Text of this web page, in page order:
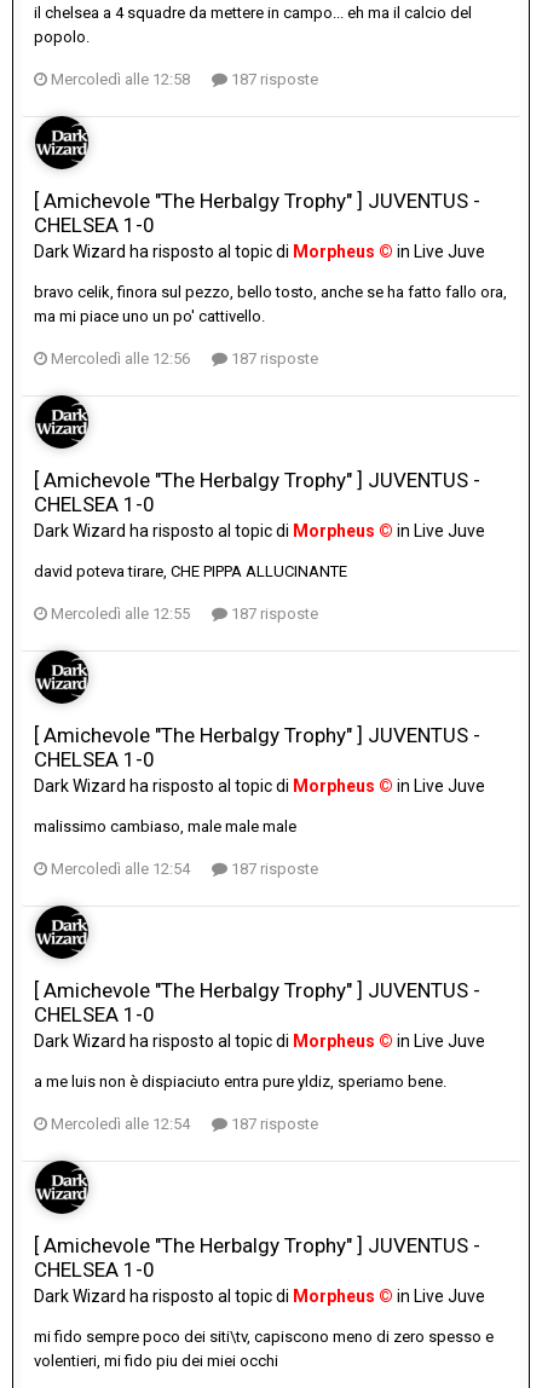
il chelsea a 4 squadre da mettere in campo... eh ma il calcio del
popolo.
Mercoledì alle 12:58 187 risposte
[ Amichevole "The Herbalgy Trophy" ] JUVENTUS -
CHELSEA 1-0
Dark Wizard ha risposto al topic di Morpheus © in Live Juve
bravo celik, finora sul pezzo, bello tosto, anche se ha fatto fallo ora,
ma mi piace uno un po' cattivello.
Mercoledì alle 12:56 187 risposte
[ Amichevole "The Herbalgy Trophy" ] JUVENTUS -
CHELSEA 1-0
Dark Wizard ha risposto al topic di Morpheus © in Live Juve
david poteva tirare, CHE PIPPA ALLUCINANTE
Mercoledì alle 12:55 187 risposte
[ Amichevole "The Herbalgy Trophy" ] JUVENTUS -
CHELSEA 1-0
Dark Wizard ha risposto al topic di Morpheus © in Live Juve
malissimo cambiaso, male male male
Mercoledì alle 12:54 187 risposte
[ Amichevole "The Herbalgy Trophy" ] JUVENTUS -
CHELSEA 1-0
Dark Wizard ha risposto al topic di Morpheus © in Live Juve
a me luis non è dispiaciuto entra pure yldiz, speriamo bene.
Mercoledì alle 12:54 187 risposte
[ Amichevole "The Herbalgy Trophy" ] JUVENTUS -
CHELSEA 1-0
Dark Wizard ha risposto al topic di Morpheus © in Live Juve
mi fido sempre poco dei siti\tv, capiscono meno di zero spesso e
volentieri, mi fido piu dei miei occhi